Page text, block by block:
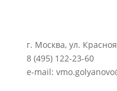
г. Москва, ул.
8 (495) 122-23-60
e-mail: